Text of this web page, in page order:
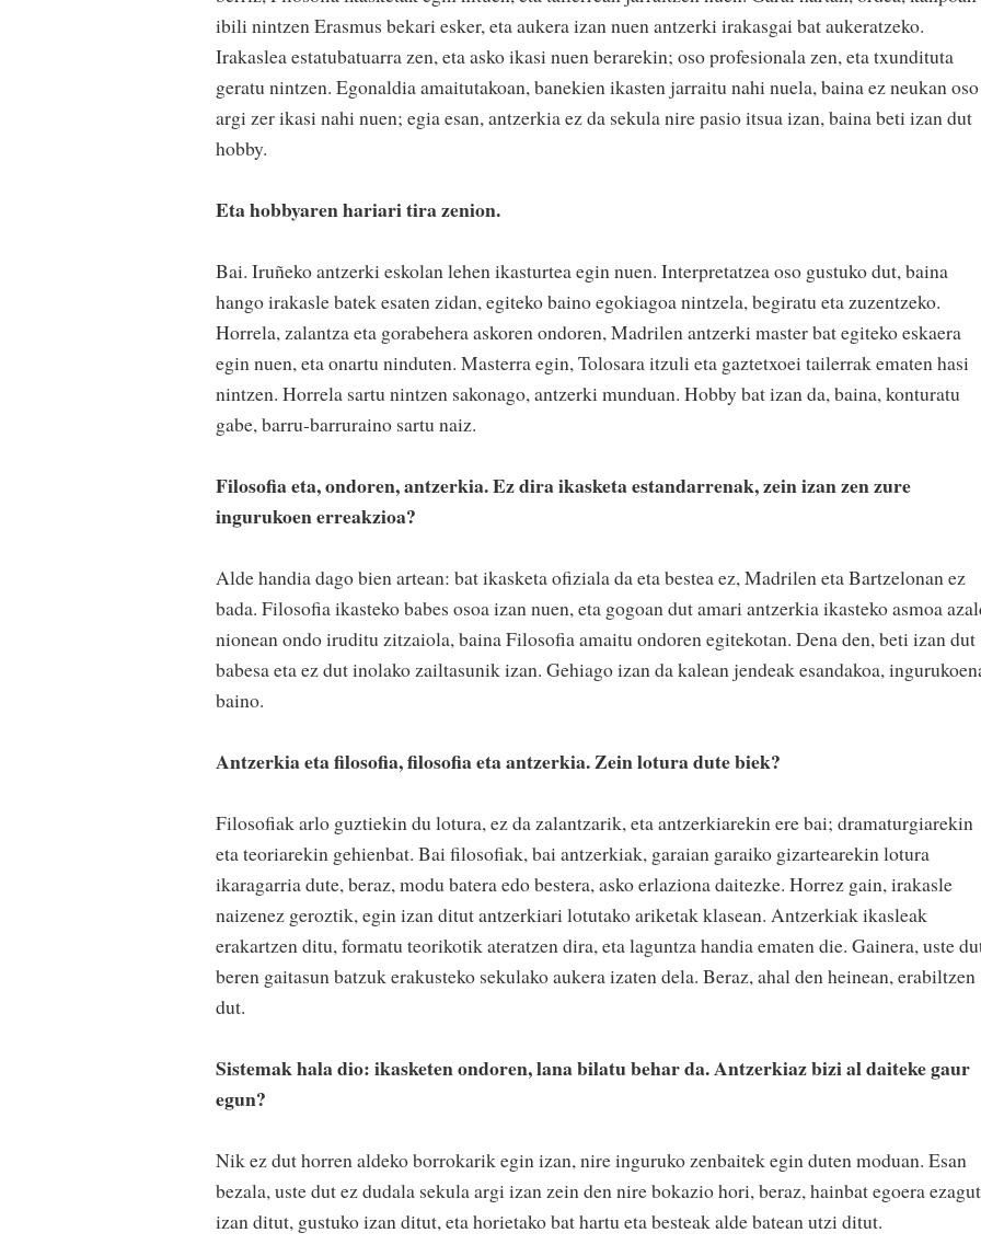
ibili nintzen Erasmus bekari esker, eta aukera izan nuen antzerki irakasgai bat aukeratzeko.
Irakaslea estatubatuarra zen, eta asko ikasi nuen berarekin; oso profesionala zen, eta txundituta
geratu nintzen. Egonaldia amaitutakoan, banekien ikasten jarraitu nahi nuela, baina ez neukan oso
argi zer ikasi nahi nuen; egia esan, antzerkia ez da sekula nire pasio itsua izan, baina beti izan dut
hobby.
Eta hobbyaren hariari tira zenion.
Bai. Iruñeko antzerki eskolan lehen ikasturtea egin nuen. Interpretatzea oso gustuko dut, baina
hango irakasle batek esaten zidan, egiteko baino egokiagoa nintzela, begiratu eta zuzentzeko.
Horrela, zalantza eta gorabehera askoren ondoren, Madrilen antzerki master bat egiteko eskaera
egin nuen, eta onartu ninduten. Masterra egin, Tolosara itzuli eta gaztetxoei tailerrak ematen hasi
nintzen. Horrela sartu nintzen sakonago, antzerki munduan. Hobby bat izan da, baina, konturatu
gabe, barru-barruraino sartu naiz.
Filosofia eta, ondoren, antzerkia. Ez dira ikasketa estandarrenak, zein izan zen zure
ingurukoen erreakzioa?
Alde handia dago bien artean: bat ikasketa ofiziala da eta bestea ez, Madrilen eta Bartzelonan ez
bada. Filosofia ikasteko babes osoa izan nuen, eta gogoan dut amari antzerkia ikasteko asmoa
nionean ondo iruditu zitzaiola, baina Filosofia amaitu ondoren egitekotan. Dena den, beti izan dut
babesa eta ez dut inolako zailtasunik izan. Gehiago izan da kalean jendeak esandakoa,
baino.
Antzerkia eta filosofia, filosofia eta antzerkia. Zein lotura dute biek?
Filosofiak arlo guztiekin du lotura, ez da zalantzarik, eta antzerkiarekin ere bai; dramaturgiarekin
eta teoriarekin gehienbat. Bai filosofiak, bai antzerkiak, garaian garaiko gizartearekin lotura
ikaragarria dute, beraz, modu batera edo bestera, asko erlaziona daitezke. Horrez gain, irakasle
naizenez geroztik, egin izan ditut antzerkiari lotutako ariketak klasean. Antzerkiak ikasleak
erakartzen ditu, formatu teorikotik ateratzen dira, eta laguntza handia ematen die. Gainera, uste
beren gaitasun batzuk erakusteko sekulako aukera izaten dela. Beraz, ahal den heinean, erabiltzen
dut.
Sistemak hala dio: ikasketen ondoren, lana bilatu behar da. Antzerkiaz bizi al daiteke gaur
egun?
Nik ez dut horren aldeko borrokarik egin izan, nire inguruko zenbaitek egin duten moduan. Esan
bezala, uste dut ez dudala sekula argi izan zein den nire bokazio hori, beraz, hainbat egoera
izan ditut, gustuko izan ditut, eta horietako bat hartu eta besteak alde batean utzi ditut.